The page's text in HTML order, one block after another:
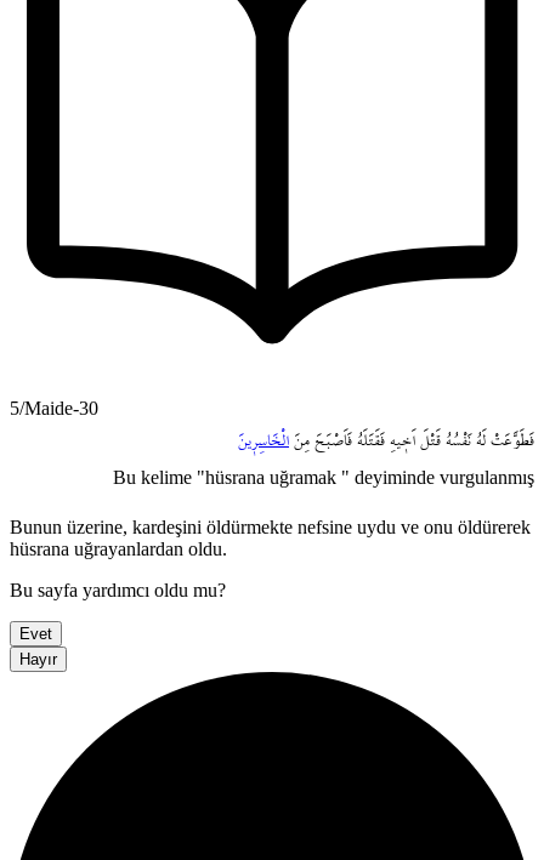
5/Maide-30
فَطَوَّعَتْ لَهُ نَفْسُهُ قَتْلَ اَخ۪يهِ فَقَتَلَهُ فَاَصْبَحَ مِنَ الْخَاسِر۪ينَ
Bu kelime "hüsrana uğramak " deyiminde vurgulanmış
Bunun üzerine, kardeşini öldürmekte nefsine uydu ve onu öldürerek
hüsrana uğrayanlardan oldu.
Bu sayfa yardımcı oldu mu?
Evet
Hayır